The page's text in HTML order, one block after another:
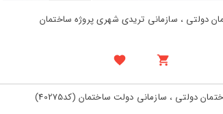
دولتی ، سازمانی تریدی شهری پروژه ساختمان